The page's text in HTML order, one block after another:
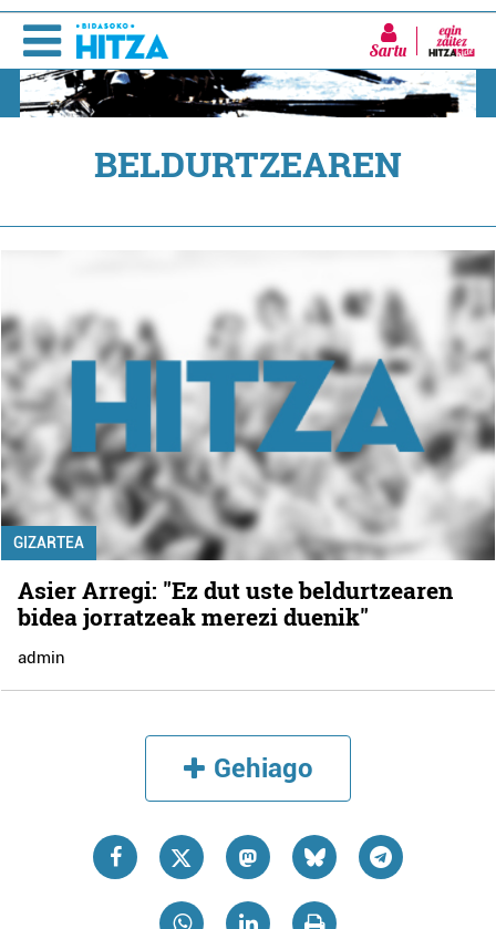
Sartu
BELDURTZEAREN
GIZARTEA
Asier Arregi: "Ez dut uste beldurtzearen
bidea jorratzeak merezi duenik"
admin
Gehiago